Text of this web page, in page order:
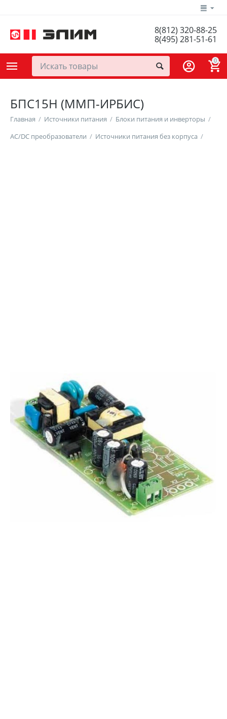
8(812) 320-88-25
8(495) 281-51-61
0
БПС15Н (ММП-ИРБИС)
Главная / Источники питания / Блоки питания и инверторы /
AC/DC преобразователи / Источники питания без корпуса /